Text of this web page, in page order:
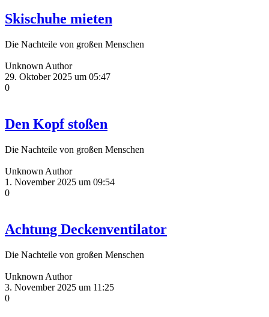
Skischuhe mieten
Die Nachteile von großen Menschen
Unknown Author
29. Oktober 2025 um 05:47
0
Den Kopf stoßen
Die Nachteile von großen Menschen
Unknown Author
1. November 2025 um 09:54
0
Achtung Deckenventilator
Die Nachteile von großen Menschen
Unknown Author
3. November 2025 um 11:25
0